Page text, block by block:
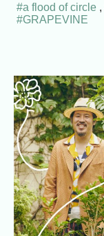
#a flood of circle ,
#GRAPEVINE